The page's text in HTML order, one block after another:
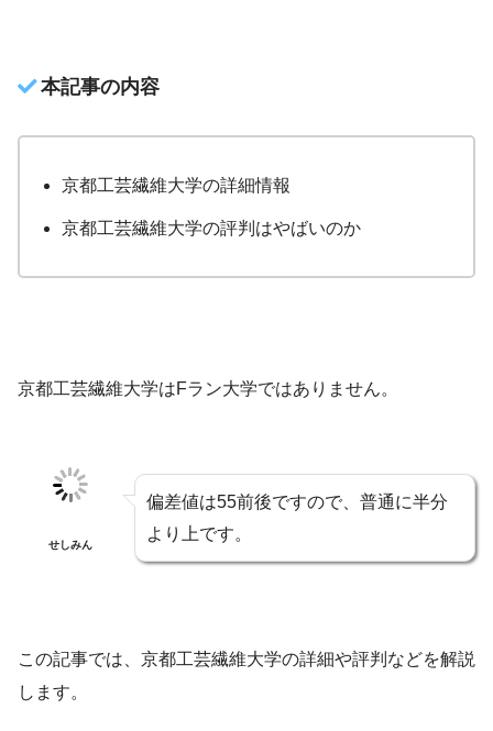
本記事の内容
京都工芸繊維大学の詳細情報
京都工芸繊維大学の評判はやばいのか
京都工芸繊維大学はFラン大学ではありません。
せしみん
偏差値は55前後ですので、普通に半分
より上です。
この記事では、京都工芸繊維大学の詳細や評判などを解説
します。